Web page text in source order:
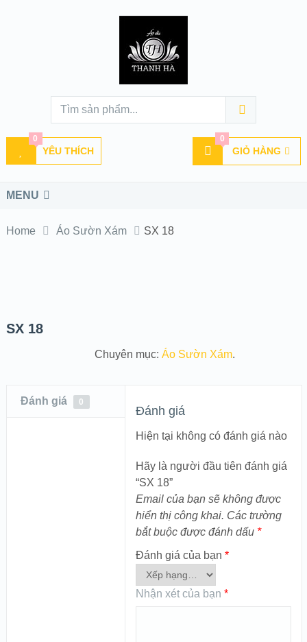
YÊU THÍCH
0
GIỎ HÀNG
0
MENU
Home Áo Sườn Xám SX 18
SX 18
Chuyên mục: Áo Sườn Xám.
Đánh giá 0
Đánh giá
Hiện tại không có đánh giá nào
Hãy là người đầu tiên đánh giá
“SX 18”
Email của bạn sẽ không được
hiển thị công khai. Các trường
bắt buộc được đánh dấu *
Đánh giá của bạn*
Nhận xét của bạn*